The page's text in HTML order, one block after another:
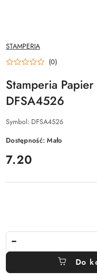
NAZWA
PRODUCENTA:
STAMPERIA
(0)
Stamperia
DFSA4526
Symbol: DFSA4526
Dostępność:Mało
cena:
7.20
Do